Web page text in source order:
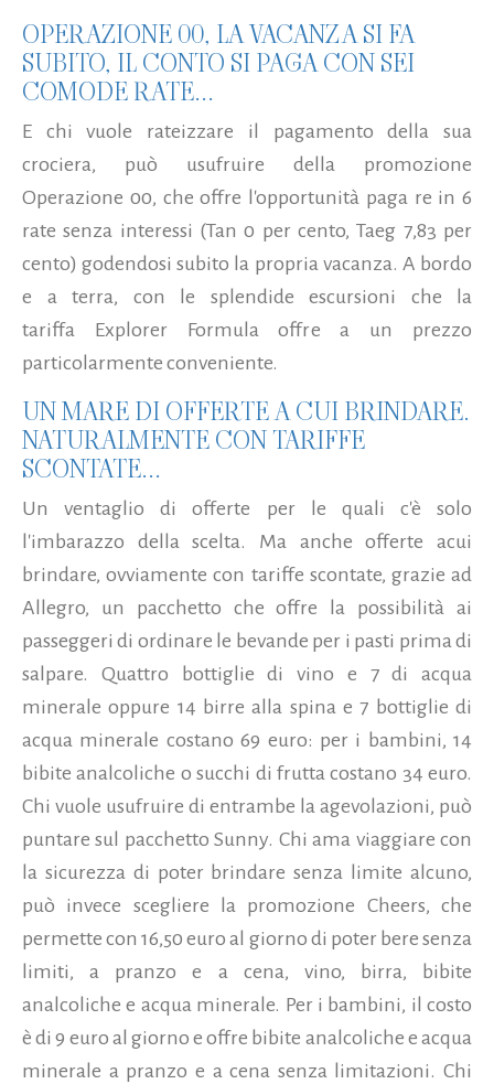
OPERAZIONE 00, LA VACANZA SI FA
SUBITO, IL CONTO SI PAGA CON SEI
COMODE RATE...
E chi vuole rateizzare il pagamento della sua
crociera, può usufruire della promozione
Operazione 00, che offre l'opportunità paga re in 6
rate senza interessi (Tan 0 per cento, Taeg 7,83 per
cento) godendosi subito la propria vacanza. A bordo
e a terra, con le splendide escursioni che la
tariffa Explorer Formula offre a un prezzo
particolarmente conveniente.
UN MARE DI OFFERTE A CUI BRINDARE.
NATURALMENTE CON TARIFFE
SCONTATE...
Un ventaglio di offerte per le quali c'è solo
l'imbarazzo della scelta. Ma anche offerte acui
brindare, ovviamente con tariffe scontate, grazie ad
Allegro, un pacchetto che offre la possibilità ai
passeggeri di ordinare le bevande per i pasti prima di
salpare. Quattro bottiglie di vino e 7 di acqua
minerale oppure 14 birre alla spina e 7 bottiglie di
acqua minerale costano 69 euro: per i bambini, 14
bibite analcoliche o succhi di frutta costano 34 euro.
Chi vuole usufruire di entrambe la agevolazioni, può
puntare sul pacchetto Sunny. Chi ama viaggiare con
la sicurezza di poter brindare senza limite alcuno,
può invece scegliere la promozione Cheers, che
permette con 16,50 euro al giorno di poter bere senza
limiti, a pranzo e a cena, vino, birra, bibite
analcoliche e acqua minerale. Per i bambini, il costo
è di 9 euro al giorno e offre bibite analcoliche e acqua
minerale a pranzo e a cena senza limitazioni. Chi